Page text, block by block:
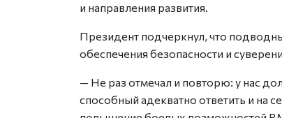
и направления развития.
Президент подчеркнул, что
обеспечения безопасности и
— Не раз отмечал и повторю: у нас
способный адекватно ответить и на